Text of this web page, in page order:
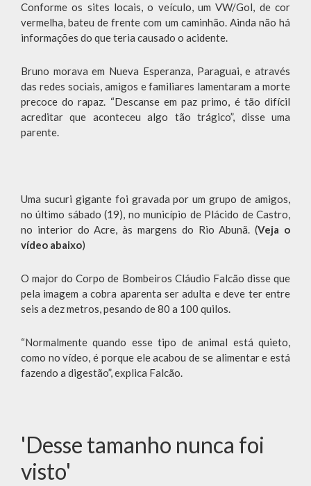
Conforme os sites locais, o veículo, um VW/Gol, de cor
vermelha, bateu de frente com um caminhão. Ainda não há
informações do que teria causado o acidente.
Bruno morava em Nueva Esperanza, Paraguai, e através
das redes sociais, amigos e familiares lamentaram a morte
precoce do rapaz. “Descanse em paz primo, é tão difícil
acreditar que aconteceu algo tão trágico”, disse uma
parente.
Uma sucuri gigante foi gravada por um grupo de amigos,
no último sábado (19), no município de Plácido de Castro,
no interior do Acre, às margens do Rio Abunã. (Veja o
vídeo abaixo)
O major do Corpo de Bombeiros Cláudio Falcão disse que
pela imagem a cobra aparenta ser adulta e deve ter entre
seis a dez metros, pesando de 80 a 100 quilos.
“Normalmente quando esse tipo de animal está quieto,
como no vídeo, é porque ele acabou de se alimentar e está
fazendo a digestão”, explica Falcão.
'Desse tamanho nunca foi
visto'